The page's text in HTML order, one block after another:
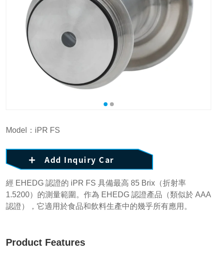
經 EHEDG 認證的 iPR FS 具備最高 85 Brix（折射率
1.5200）的測量範圍。作為 EHEDG 認證產品（類似於 AAA
認證），它適用於食品和飲料生產中的幾乎所有應用。
Product Features
Model：iPR FS
Add Inquiry Car